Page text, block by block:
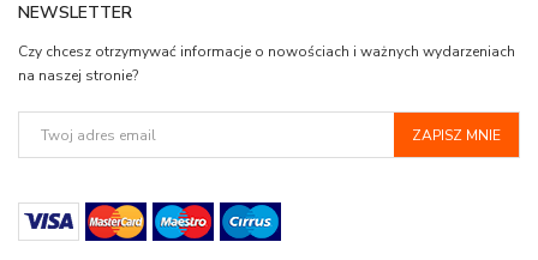
NEWSLETTER
Czy chcesz otrzymywać informacje o nowościach i ważnych wydarzeniach
na naszej stronie?